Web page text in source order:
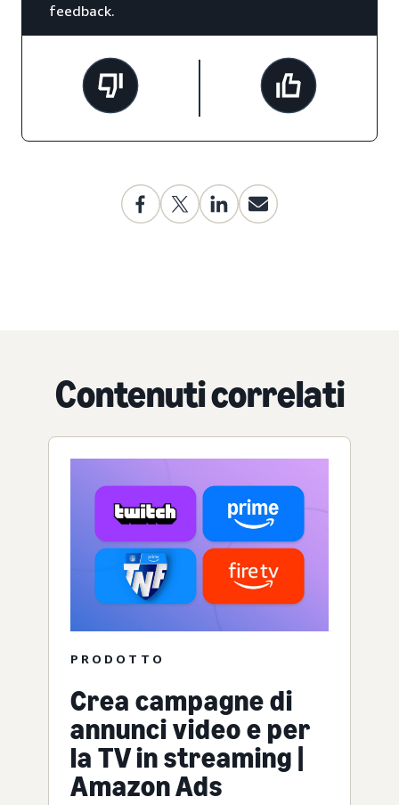
feedback.
Contenuti correlati
PRODOTTO
Crea campagne di
annunci video e per
la TV in streaming |
Amazon Ads